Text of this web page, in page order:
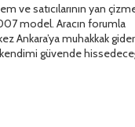
ve satıcılarının yan
model. Aracın forumla
Ankara’ya muhakkak
güvende